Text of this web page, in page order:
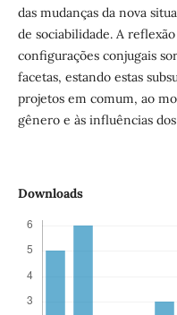
das mudanças da nova
de sociabilidade. A
configurações conjugais
facetas, estando estas
projetos em comum, ao
gênero e às influências
Downloads